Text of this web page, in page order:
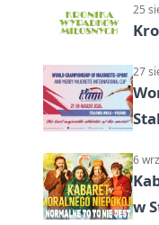
25
27
6
w